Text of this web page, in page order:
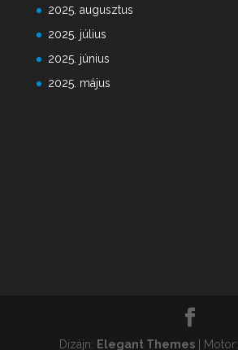
2025. augusztus
2025. július
2025. június
2025. május
Dizájn: Elegant Themes| Motor: